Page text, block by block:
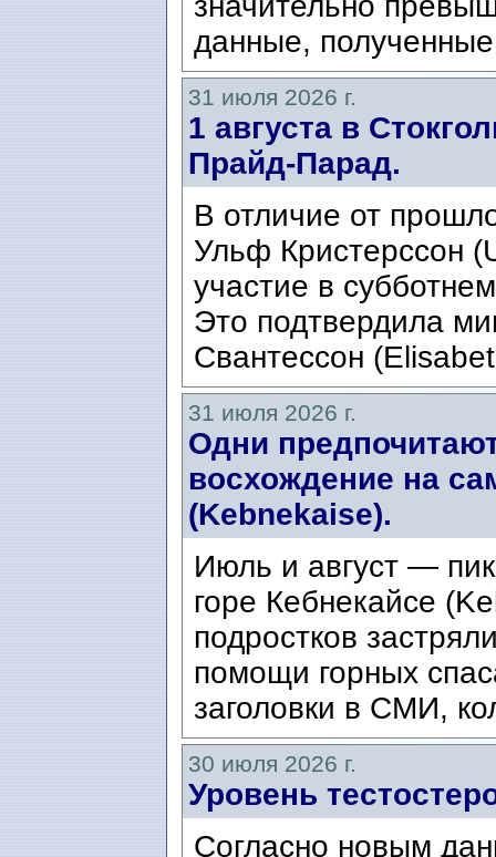
данные,
31 июля 2026 г.
1 августа в
Прайд-Парад.
В отличие от
Ульф Кристерссон
участие в
Это подтвердила
Свантессон
31 июля 2026 г.
Одни
восхождение на
(Kebnekaise).
Июль и август — пик
горе Кебнекайсе
подростков
помощи горных
заголовки в СМИ,
30 июля 2026 г.
Уровень
Согласно новым